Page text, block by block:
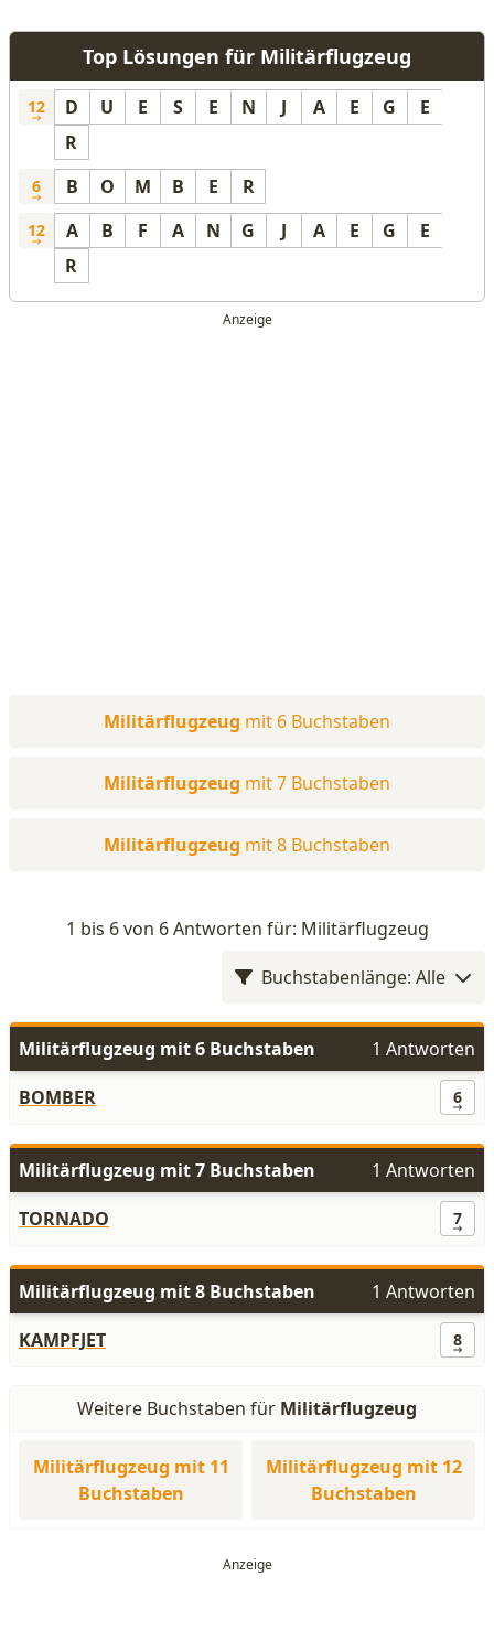
Top Lösungen für Militärflugzeug
12 D U E S E N J A E G
E
R
6 B O M B E R
12 A B F A N G J A E G
E
R
Militärflugzeug mit 6 Buchstaben
Militärflugzeug mit 7 Buchstaben
Militärflugzeug mit 8 Buchstaben
1 bis 6 von 6 Antworten für: Militärflugzeug
Buchstabenlänge: Alle
Militärflugzeug mit 6 Buchstaben
1 Antworten
BOMBER
6
Militärflugzeug mit 7 Buchstaben
1 Antworten
TORNADO
7
Militärflugzeug mit 8 Buchstaben
1 Antworten
KAMPFJET
8
Weitere Buchstaben für Militärflugzeug
Militärflugzeug mit 11
Buchstaben
Militärflugzeug mit 12
Buchstaben